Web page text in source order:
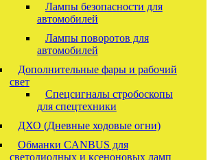
Лампы безопасности для
автомобилей
Лампы поворотов для
автомобилей
Дополнительные фары и рабочий
свет
Спецсигналы стробоскопы
для спецтехники
ДХО (Дневные ходовые огни)
Обманки CANBUS для
светодиодных и ксеноновых ламп